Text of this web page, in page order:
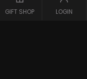
GIFT SHOP LOGIN